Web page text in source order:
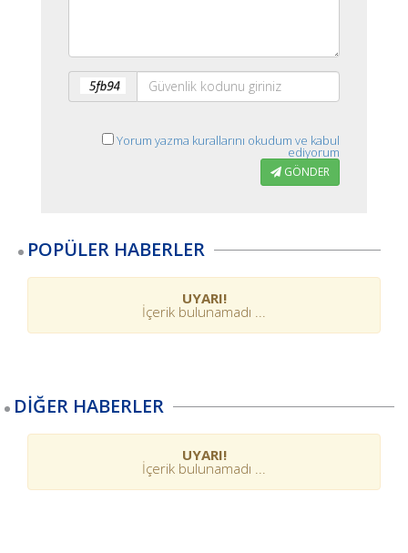
Yorum yazma kurallarını okudum ve kabul
ediyorum
GÖNDER
POPÜLER HABERLER
UYARI!
İçerik bulunamadı ...
DİĞER HABERLER
UYARI!
İçerik bulunamadı ...